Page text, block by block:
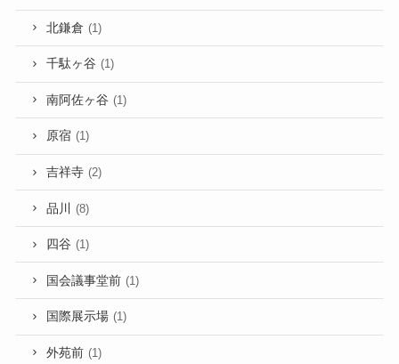
北鎌倉 (1)
千駄ヶ谷 (1)
南阿佐ヶ谷 (1)
原宿 (1)
吉祥寺 (2)
品川 (8)
四谷 (1)
国会議事堂前 (1)
国際展示場 (1)
外苑前 (1)